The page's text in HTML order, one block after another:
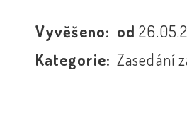
Vyvěšeno: od
Kategorie: Zasedání